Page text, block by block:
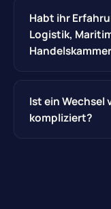
Habt ihr
Logistik,
Ist ein
kompliziert?